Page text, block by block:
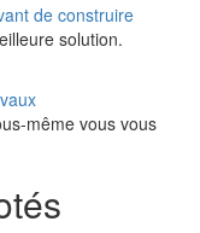
de construire
solution.
même vous vous